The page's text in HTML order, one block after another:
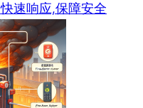
速响应,保障安全